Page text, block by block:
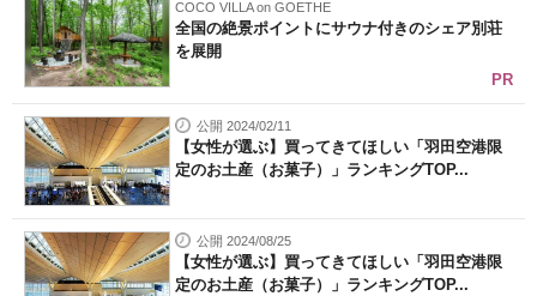
COCO VILLA on GOETHE
全国の絶景ポイントにサウナ付きのシェア別荘
を展開
PR
公開 2024/02/11
【女性が選ぶ】買ってきてほしい「羽田空港限
定のお土産（お菓子）」ランキングTOP...
公開 2024/08/25
【女性が選ぶ】買ってきてほしい「羽田空港限
定のお土産（お菓子）」ランキングTOP...